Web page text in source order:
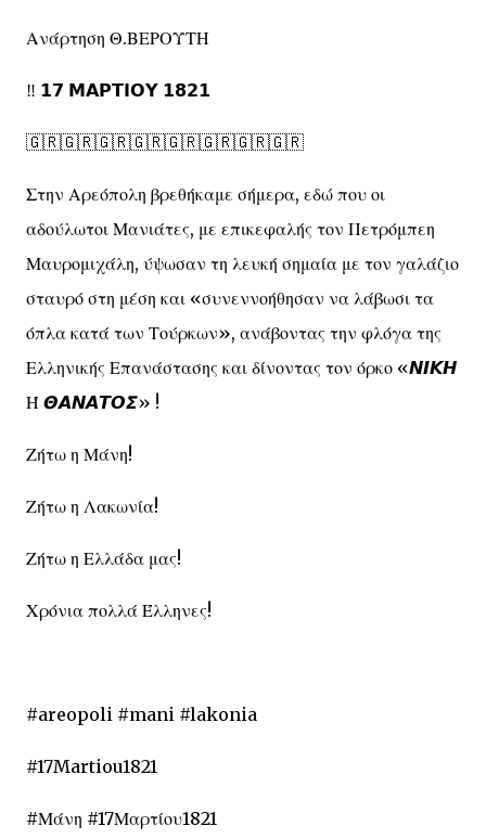
Ανάρτηση Θ.ΒΕΡΟΥΤΗ
‼️ 𝟭𝟳 𝝡𝝖𝝦𝝩𝝞𝝤𝝪 𝟭𝟴𝟮𝟭
🇬🇷🇬🇷🇬🇷🇬🇷🇬🇷🇬🇷🇬🇷🇬🇷
Στην Αρεόπολη βρεθήκαμε σήμερα, εδώ που οι
αδούλωτοι Μανιάτες, με επικεφαλής τον Πετρόμπεη
Μαυρομιχάλη, ύψωσαν τη λευκή σημαία με τον γαλάζιο
σταυρό στη μέση και «συνεννοήθησαν να λάβωσι τα
όπλα κατά των Τούρκων», ανάβοντας την φλόγα της
Ελληνικής Επανάστασης και δίνοντας τον όρκο «𝞜𝞘𝞙𝞖
Ή 𝞗𝞐𝞜𝞐𝞣𝞞𝞢» !
Ζήτω η Μάνη!
Ζήτω η Λακωνία!
Ζήτω η Ελλάδα μας!
Χρόνια πολλά Έλληνες!
#areopoli #mani #lakonia
#17Martiou1821
#Μάνη #17Μαρτίου1821